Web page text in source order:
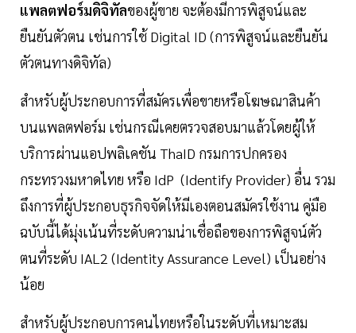
แพลตฟอร์มดิจิทัลของผู้ขาย จะต้องมีการพิสูจน์และ
ยืนยันตัวตน เช่นการใช้ Digital ID (การพิสูจน์และยืนยัน
ตัวตนทางดิจิทัล)
สำหรับผู้ประกอบการที่สมัครเพื่อขายหรือโฆษณาสินค้า
บนแพลตฟอร์ม เช่นกรณีเคยตรวจสอบมาแล้วโดยผู้ให้
บริการผ่านแอปพลิเคชัน ThaID กรมการปกครอง
กระทรวงมหาดไทย หรือ IdP (Identify Provider) อื่น รวม
ถึงการที่ผู้ประกอบธุรกิจจัดให้มีเองตอนสมัครใช้งาน คู่มือ
ฉบับนี้ได้มุ่งเน้นที่ระดับความน่าเชื่อถือของการพิสูจน์ตัว
ตนที่ระดับ IAL2 (Identity Assurance Level) เป็นอย่าง
น้อย
สำหรับผู้ประกอบการคนไทยหรือในระดับที่เหมาะสม